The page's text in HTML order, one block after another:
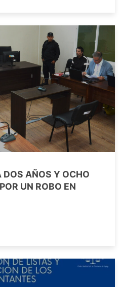
DOS AÑOS Y OCHO
UN ROBO EN